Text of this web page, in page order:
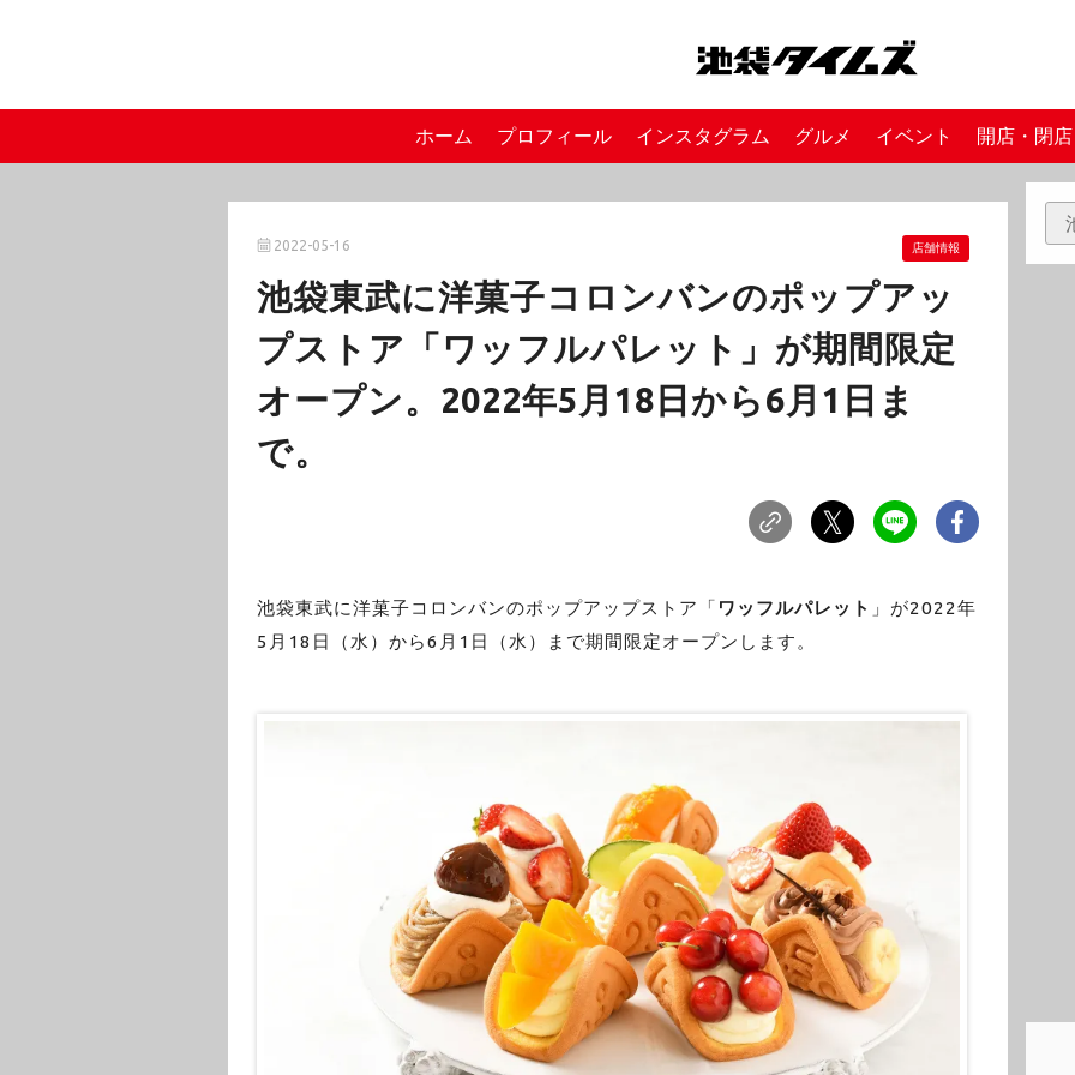
ホーム プロフィール インスタグラム グルメ イベント 開店・閉店
2022-05-16 店舗情報
池袋東武に洋菓子コロンバンのポップアッ
プストア「ワッフルパレット」が期間限定
オープン。2022年5月18日から6月1日ま
で。
池袋東武に洋菓子コロンバンのポップアップストア「 ワッフルパレット 」が2022年
5月18日（水）から6月1日（水）まで期間限定オープンします。